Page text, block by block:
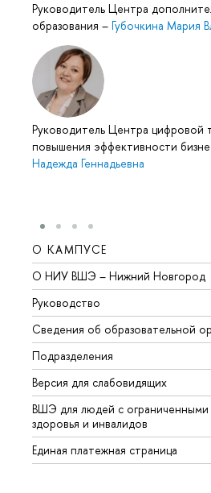
Руководитель Центра
образования – Губочкина Мария
Руководитель Центра цифровой
повышения эффективности
Надежда Геннадьевна
О КАМПУСЕ
О НИУ ВШЭ – Нижний Новгород
Руководство
Сведения об образовательной
Подразделения
Версия для слабовидящих
ВШЭ для людей с
здоровья и инвалидов
Единая платежная страница